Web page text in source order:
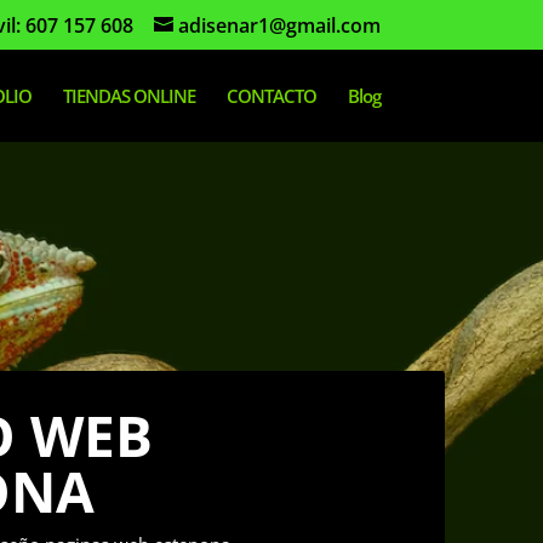
607 157 608 adisenar1@gmail.com
TIENDAS ONLINE CONTACTO Blog
WEB